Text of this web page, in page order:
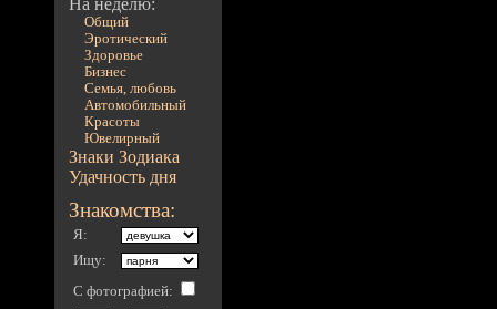
На неделю:
Общий
Эротический
Здоровье
Бизнес
Семья, любовь
Автомобильный
Красоты
Ювелирный
Знаки Зодиака
Удачность дня
Знакомства:
Я:
Ищу:
С фотографией: